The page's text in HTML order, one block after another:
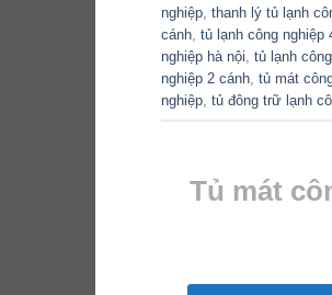
nghiệp thanh lý tủ lạnh
cánh tủ lạnh công nghiệp
nghiệp hà nội tủ lạnh
nghiệp 2 cánh tủ mát
nghiệp tủ đông trữ lạnh
Tủ mát